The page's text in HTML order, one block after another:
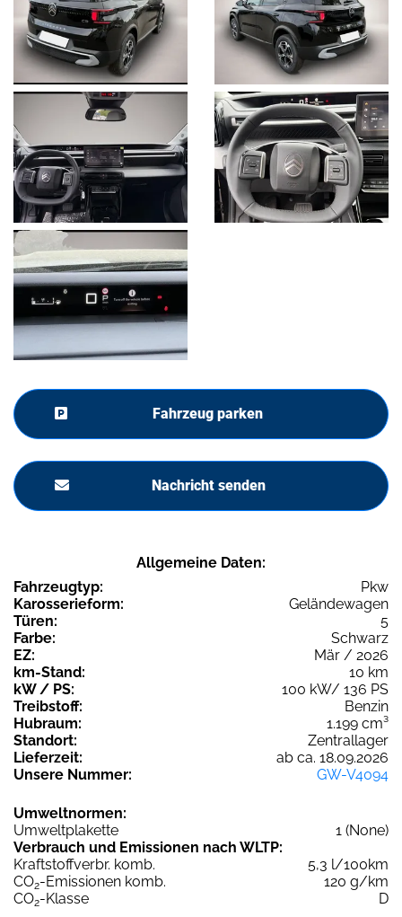
Fahrzeug parken
Nachricht senden
Allgemeine Daten:
Fahrzeugtyp:
Pkw
Karosserieform:
Geländewagen
Türen:
5
Farbe:
Schwarz
EZ:
Mär / 2026
km-Stand:
10 km
kW / PS:
100 kW/ 136 PS
Treibstoff:
Benzin
Hubraum:
1.199 cm³
Standort:
Zentrallager
Lieferzeit:
ab ca. 18.09.2026
Unsere Nummer:
GW-V4094
Umweltnormen:
Umweltplakette
1 (None)
Verbrauch und Emissionen nach WLTP:
Kraftstoffverbr. komb.
5,3 l/100km
CO2-Emissionen komb.
120 g/km
CO2-Klasse D